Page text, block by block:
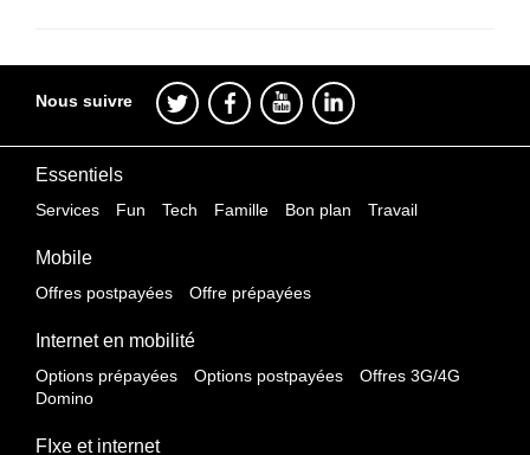
Nous suivre
Essentiels
Services Fun Tech Famille Bon plan Travail
Mobile
Offres postpayées Offre prépayées
Internet en mobilité
Options prépayées Options postpayées
Offres 3G/4G
Domino
FIxe et internet